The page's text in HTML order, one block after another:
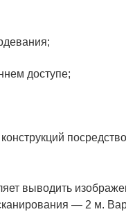
доступе;
выводить
— 2 м.